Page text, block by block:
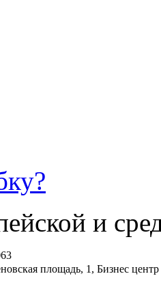
и
площадь, 1, Бизнес